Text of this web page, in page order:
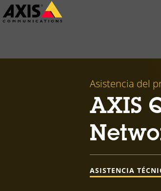
Saltar
al
Asistencia del
AXIS
ASISTENCIA